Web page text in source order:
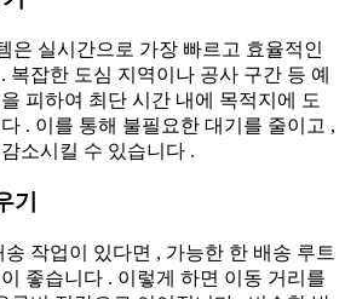
은 실시간으로 가장 빠르고 효율적인
복잡한 도심 지역이나 공사 구간 등 예
피하여 최단 시간 내에 목적지에 도
. 이를 통해 불필요한 대기를 줄이고 ,
소시킬 수 있습니다 .
기
작업이 있다면 , 가능한 한 배송 루트
좋습니다 . 이렇게 하면 이동 거리를